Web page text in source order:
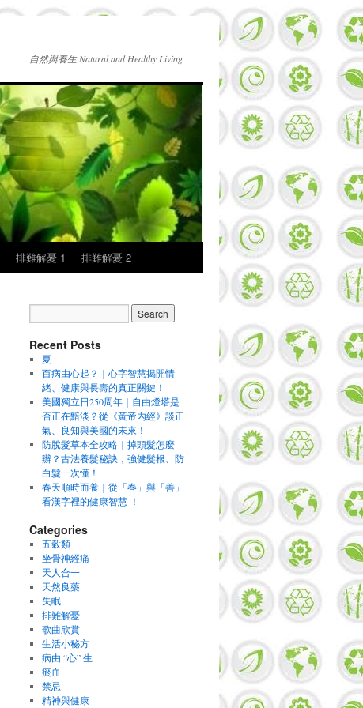
自然與養生 Natural and Healthy Living
排難解憂 1 排難解憂 2
Recent Posts
夏
百病由心起？｜心字智慧揭開情
緒、健康與長壽的真正關鍵！
美國獨立日250周年｜自由燈塔是
否正在黯淡？從《黃帝內經》談正
氣、良知與美國的未來！
防脫髮草本全攻略｜掉頭髮怎麼
辦？古法養髮秘訣，強健髮根、防
白髮一次懂！
春天順時而養｜從「春」與「善」
看漢字裡的健康智慧 ！
Categories
五穀類
坐骨神經痛
天人合一
天然良藥
失眠
排難解憂
歌曲欣賞
生活小秘方
病由 “心” 生
瘀血
禁忌
精神與健康